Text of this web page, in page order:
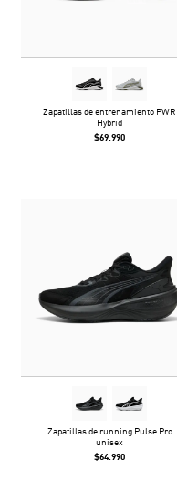
Zapatillas de entrenamiento PWR
Hybrid
$69.990
Zapatillas de running Pulse Pro
unisex
$64.990